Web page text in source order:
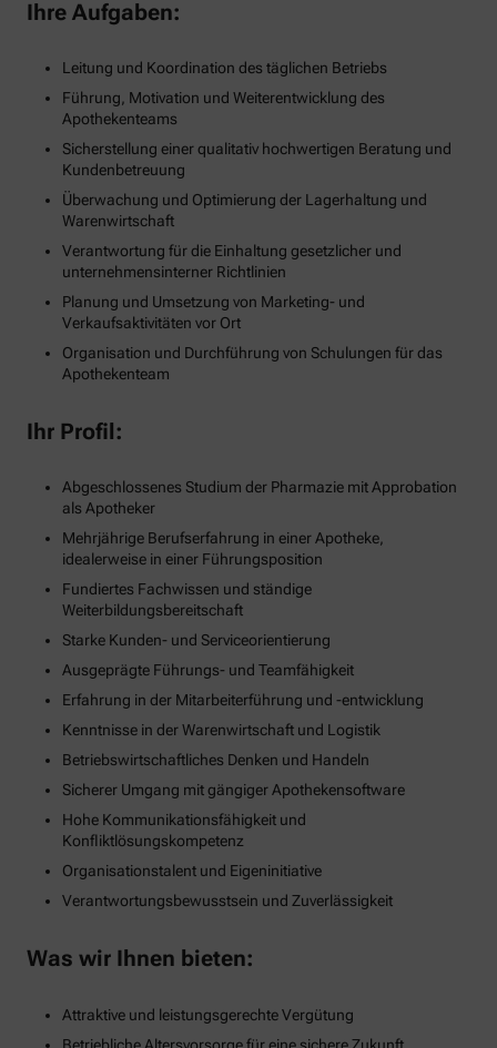
Ihre Aufgaben:
Leitung und Koordination des täglichen Betriebs
Führung, Motivation und Weiterentwicklung des
Apothekenteams
Sicherstellung einer qualitativ hochwertigen Beratung und
Kundenbetreuung
Überwachung und Optimierung der Lagerhaltung und
Warenwirtschaft
Verantwortung für die Einhaltung gesetzlicher und
unternehmensinterner Richtlinien
Planung und Umsetzung von Marketing- und
Verkaufsaktivitäten vor Ort
Organisation und Durchführung von Schulungen für das
Apothekenteam
Ihr Profil:
Abgeschlossenes Studium der Pharmazie mit Approbation
als Apotheker
Mehrjährige Berufserfahrung in einer Apotheke,
idealerweise in einer Führungsposition
Fundiertes Fachwissen und ständige
Weiterbildungsbereitschaft
Starke Kunden- und Serviceorientierung
Ausgeprägte Führungs- und Teamfähigkeit
Erfahrung in der Mitarbeiterführung und -entwicklung
Kenntnisse in der Warenwirtschaft und Logistik
Betriebswirtschaftliches Denken und Handeln
Sicherer Umgang mit gängiger Apothekensoftware
Hohe Kommunikationsfähigkeit und
Konfliktlösungskompetenz
Organisationstalent und Eigeninitiative
Verantwortungsbewusstsein und Zuverlässigkeit
Was wir Ihnen bieten:
Attraktive und leistungsgerechte Vergütung
Betriebliche Altersvorsorge für eine sichere Zukunft